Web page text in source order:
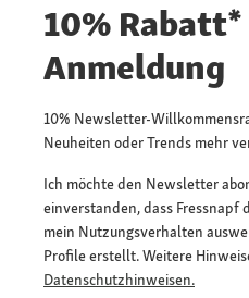
10%
Anmeldung
10% Newsletter-
Neuheiten oder Trends mehr
Ich möchte den Newsletter
einverstanden, dass
mein Nutzungsverhalten
Profile erstellt. Weitere
Datenschutzhinweisen.